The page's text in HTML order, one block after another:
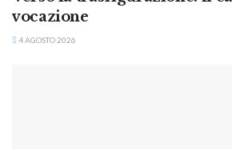
vocazione
4 AGOSTO 2026